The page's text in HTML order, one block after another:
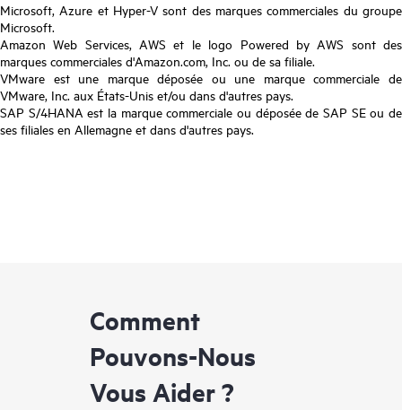
Microsoft, Azure et Hyper-V sont des marques commerciales du groupe
Microsoft.
Amazon Web Services, AWS et le logo Powered by AWS sont des
marques commerciales d'Amazon.com, Inc. ou de sa filiale.
VMware est une marque déposée ou une marque commerciale de
VMware, Inc. aux États-Unis et/ou dans d'autres pays.
SAP S/4HANA est la marque commerciale ou déposée de SAP SE ou de
ses filiales en Allemagne et dans d'autres pays.
Comment
Pouvons-Nous
Vous Aider ?